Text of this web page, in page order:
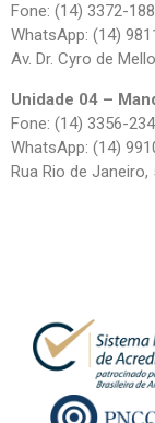
Fone: (14) 3372-
WhatsApp: (14)
Av. Dr. Cyro de
Unidade 04 –
Fone: (14) 3356-
WhatsApp: (14)
Rua Rio de Janeiro,